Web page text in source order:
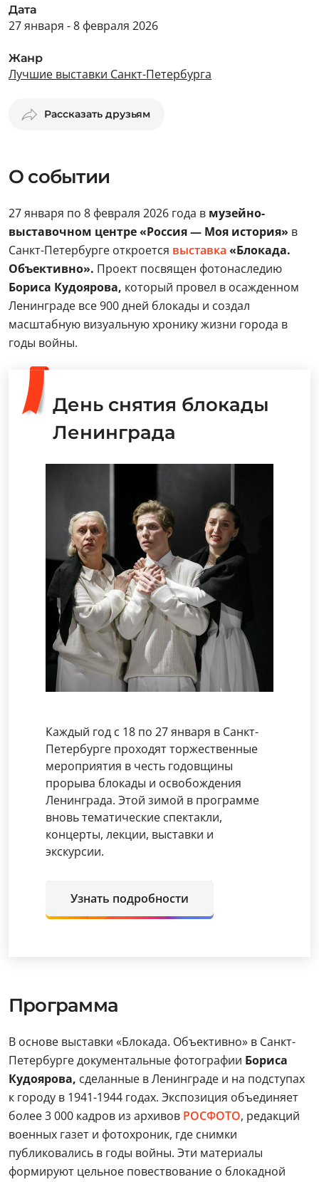
Дата
27 января - 8 февраля 2026
Жанр
Лучшие выставки Санкт-Петербурга
Рассказать друзьям
О событии
27 января по 8 февраля 2026 года в музейно-
выставочном центре «Россия — Моя история» в
Санкт-Петербурге откроется выставка «Блокада.
Объективно». Проект посвящен фотонаследию
Бориса Кудоярова, который провел в осажденном
Ленинграде все 900 дней блокады и создал
масштабную визуальную хронику жизни города в
годы войны.
День снятия блокады
Ленинграда
Каждый год с 18 по 27 января в Санкт-
Петербурге проходят торжественные
мероприятия в честь годовщины
прорыва блокады и освобождения
Ленинграда. Этой зимой в программе
вновь тематические спектакли,
концерты, лекции, выставки и
экскурсии.
Узнать подробности
Программа
В основе выставки «Блокада. Объективно» в Санкт-
Петербурге документальные фотографии Бориса
Кудоярова, сделанные в Ленинграде и на подступах
к городу в 1941-1944 годах. Экспозиция объединяет
более 3 000 кадров из архивов РОСФОТО, редакций
военных газет и фотохроник, где снимки
публиковались в годы войны. Эти материалы
формируют цельное повествование о блокадной